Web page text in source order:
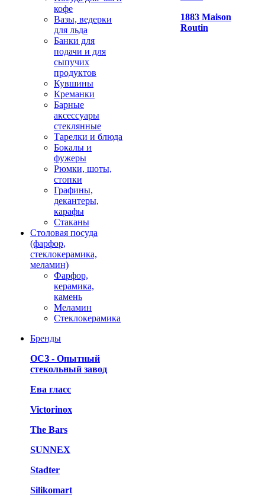
кофе
Вазы, ведерки
для льда
Банки для
подачи и для
сыпучих
продуктов
Кувшины
Креманки
Барные
аксессуары
стеклянные
Тарелки и блюда
Бокалы и
фужеры
Рюмки, шоты,
стопки
Графины,
декантеры,
карафы
Стаканы
Столовая посуда
(фарфор,
стеклокерамика,
меламин)
Фарфор,
керамика,
камень
Меламин
Стеклокерамика
Бренды
ОСЗ - Опытный
стекольный завод
Ева гласс
Victorinox
The Bars
SUNNEX
Stadter
Silikomart
1883 Maison
Routin